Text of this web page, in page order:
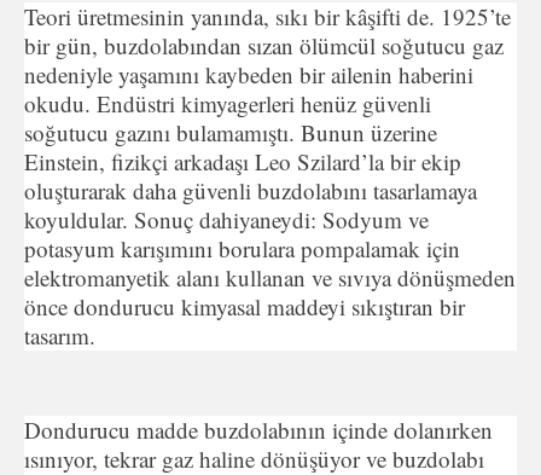
Teori üretmesinin yanında, sıkı bir kâşifti de. 1925’te
bir gün, buzdolabından sızan ölümcül soğutucu gaz
nedeniyle yaşamını kaybeden bir ailenin haberini
okudu. Endüstri kimyagerleri henüz güvenli
soğutucu gazını bulamamıştı. Bunun üzerine
Einstein, fizikçi arkadaşı Leo Szilard’la bir ekip
oluşturarak daha güvenli buzdolabını tasarlamaya
koyuldular. Sonuç dahiyaneydi: Sodyum ve
potasyum karışımını borulara pompalamak için
elektromanyetik alanı kullanan ve sıvıya dönüşmeden
önce dondurucu kimyasal maddeyi sıkıştıran bir
tasarım.
Dondurucu madde buzdolabının içinde dolanırken
ısınıyor, tekrar gaz haline dönüşüyor ve buzdolabı